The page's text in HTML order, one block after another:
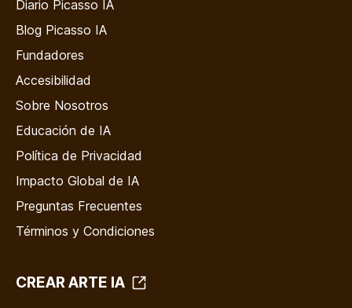
Diario Picasso IA
Blog Picasso IA
Fundadores
Accesibilidad
Sobre Nosotros
Educación de IA
Política de Privacidad
Impacto Global de IA
Preguntas Frecuentes
Términos y Condiciones
CREAR ARTE IA